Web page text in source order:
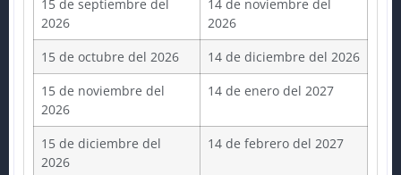
15 de septiembre del
2026
14 de noviembre del
2026
15 de octubre del 2026
14 de diciembre del 2026
15 de noviembre del
2026
14 de enero del 2027
15 de diciembre del
2026
14 de febrero del 2027